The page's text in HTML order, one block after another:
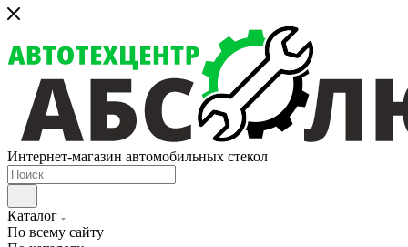
Интернет-магазин автомобильных стекол
Каталог
По всему сайту